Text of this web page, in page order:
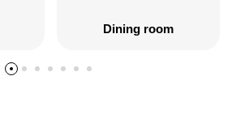
Dining room